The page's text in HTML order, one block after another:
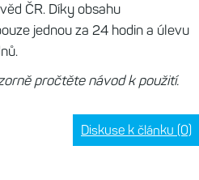
ČR. Díky obsahu
jednou za 24 hodin a úlevu
pročtěte návod k použití.
Diskuse k článku (0)